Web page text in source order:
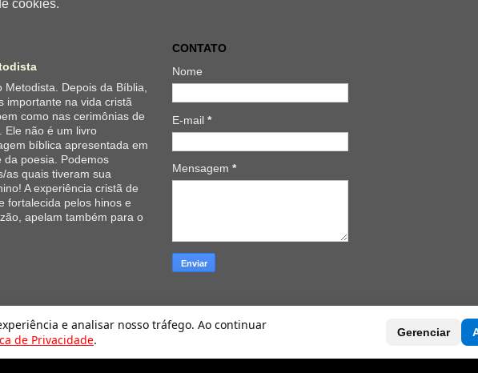
cookies.
e analisar nosso tráfego. Ao continuar
de Privacidade. Gerenciar
Metodista. Depois da Bíblia,
importante na vida cristã
como nas cerimônias de
Ele não é um livro
bíblica apresentada em
poesia. Podemos
as quais tiveram sua
A experiência cristã de
fortalecida pelos hinos e
apelam também para o
CONTATO
Nome
E-mail *
Mensagem *